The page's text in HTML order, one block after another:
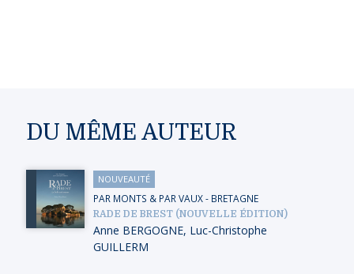
DU MÊME AUTEUR
NOUVEAUTÉ
PAR MONTS & PAR VAUX- BRETAGNE
RADE DE BREST (NOUVELLE ÉDITION)
Anne BERGOGNE, Luc-Christophe
GUILLERM